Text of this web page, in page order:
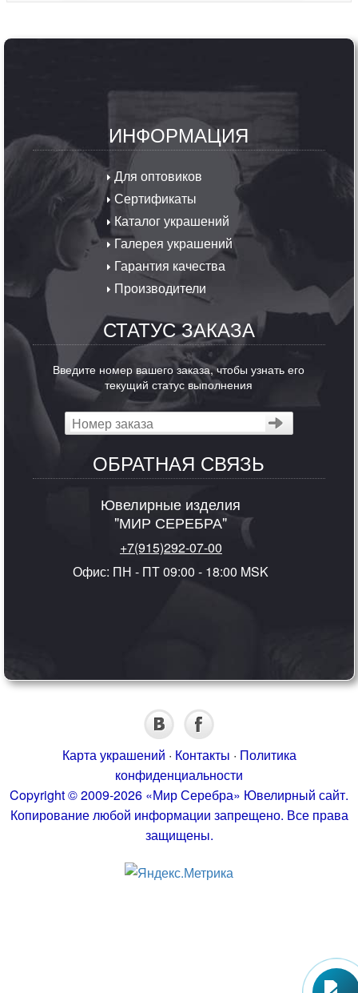
ИНФОРМАЦИЯ
Для оптовиков
Сертификаты
Каталог украшений
Галерея украшений
Гарантия качества
Производители
СТАТУС ЗАКАЗА
Введите номер вашего заказа, чтобы узнать его
текущий статус выполнения
ОБРАТНАЯ СВЯЗЬ
Ювелирные изделия
"МИР СЕРЕБРА"
+7(915)292-07-00
Офис: ПН - ПТ 09:00 - 18:00 MSK
Карта украшений · Контакты · Политика
конфиденциальности
Copyright © 2009-2026 «Мир Серебра» Ювелирный сайт.
Копирование любой информации запрещено. Все права
защищены.